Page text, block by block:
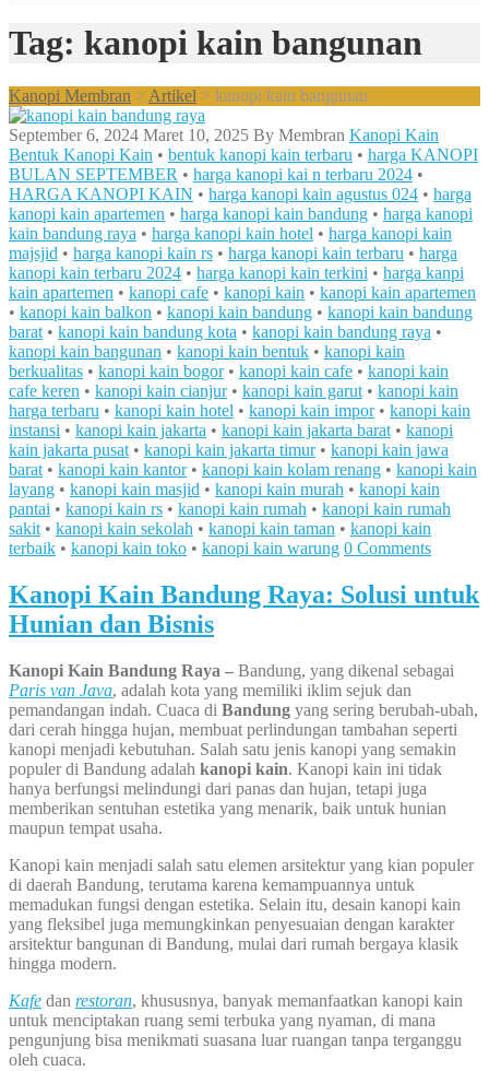
Tag: kanopi kain bangunan
Kanopi Membran > Artikel > kanopi kain bangunan
September 6, 2024 Maret 10, 2025 By Membran Kanopi Kain
Bentuk Kanopi Kain • bentuk kanopi kain terbaru • harga KANOPI
BULAN SEPTEMBER • harga kanopi kai n terbaru 2024 •
HARGA KANOPI KAIN • harga kanopi kain agustus 024 • harga
kanopi kain apartemen • harga kanopi kain bandung • harga kanopi
kain bandung raya • harga kanopi kain hotel • harga kanopi kain
majsjid • harga kanopi kain rs • harga kanopi kain terbaru • harga
kanopi kain terbaru 2024 • harga kanopi kain terkini • harga kanpi
kain apartemen • kanopi cafe • kanopi kain • kanopi kain apartemen
• kanopi kain balkon • kanopi kain bandung • kanopi kain bandung
barat • kanopi kain bandung kota • kanopi kain bandung raya •
kanopi kain bangunan • kanopi kain bentuk • kanopi kain
berkualitas • kanopi kain bogor• kanopi kain cafe • kanopi kain
cafe keren • kanopi kain cianjur• kanopi kain garut • kanopi kain
harga terbaru • kanopi kain hotel • kanopi kain impor• kanopi kain
instansi • kanopi kain jakarta • kanopi kain jakarta barat • kanopi
kain jakarta pusat • kanopi kain jakarta timur• kanopi kain jawa
barat • kanopi kain kantor• kanopi kain kolam renang • kanopi kain
layang • kanopi kain masjid • kanopi kain murah • kanopi kain
pantai • kanopi kain rs • kanopi kain rumah • kanopi kain rumah
sakit • kanopi kain sekolah • kanopi kain taman • kanopi kain
terbaik • kanopi kain toko • kanopi kain warung 0 Comments
Kanopi Kain Bandung Raya: Solusi untuk
Hunian dan Bisnis
Kanopi Kain Bandung Raya – Bandung, yang dikenal sebagai
Paris van Java, adalah kota yang memiliki iklim sejuk dan
pemandangan indah. Cuaca di Bandung yang sering berubah-ubah,
dari cerah hingga hujan, membuat perlindungan tambahan seperti
kanopi menjadi kebutuhan. Salah satu jenis kanopi yang semakin
populer di Bandung adalah kanopi kain. Kanopi kain ini tidak
hanya berfungsi melindungi dari panas dan hujan, tetapi juga
memberikan sentuhan estetika yang menarik, baik untuk hunian
maupun tempat usaha.
Kanopi kain menjadi salah satu elemen arsitektur yang kian populer
di daerah Bandung, terutama karena kemampuannya untuk
memadukan fungsi dengan estetika. Selain itu, desain kanopi kain
yang fleksibel juga memungkinkan penyesuaian dengan karakter
arsitektur bangunan di Bandung, mulai dari rumah bergaya klasik
hingga modern.
Kafe dan restoran, khususnya, banyak memanfaatkan kanopi kain
untuk menciptakan ruang semi terbuka yang nyaman, di mana
pengunjung bisa menikmati suasana luar ruangan tanpa terganggu
oleh cuaca.